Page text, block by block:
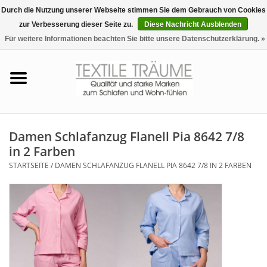
0 Artikel - €0,00
Tag & Nachtwäsche
Freizeit-Hausanzüge
Badezimmer & Sauna
Haus-Bademäntel
Damen Schlafanzug Flanell Pia 8642 7/8
in 2 Farben
STARTSEITE / DAMEN SCHLAFANZUG FLANELL PIA 8642 7/8 IN 2 FARBEN
Durch die Nutzung unserer Webseite stimmen Sie dem Gebrauch von Cookies
zur Verbesserung dieser Seite zu.
Diese Nachricht Ausblenden
Für weitere Informationen beachten Sie bitte unsere Datenschutzerklärung. »